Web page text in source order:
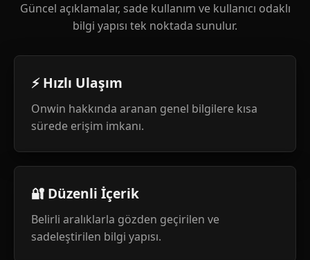
Güncel açıklamalar, sade kullanım ve kullanıcı odaklı
bilgi yapısı tek noktada sunulur.
⚡ Hızlı Ulaşım
Onwin hakkında aranan genel bilgilere kısa
sürede erişim imkanı.
🔐 Düzenli İçerik
Belirli aralıklarla gözden geçirilen ve
sadeleştirilen bilgi yapısı.